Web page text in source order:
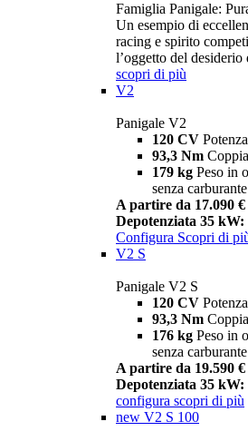
Famiglia Panigale:
Un esempio di
racing e spirito
l’oggetto del
scopri di più
V2
Panigale V2
120 CV Potenza
93,3 Nm Coppia
179 kg Peso in
senza carburante
A partire da 17.090 €
Depotenziata 35 kW:
Configura Scopri di
V2 S
Panigale V2 S
120 CV Potenza
93,3 Nm Coppia
176 kg Peso in
senza
A partire da 19.590 €
Depotenziata 35 kW:
configura scopri di più
new V2 S 100